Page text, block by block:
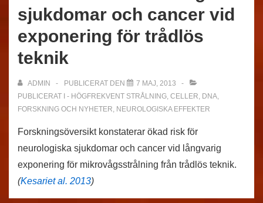
sjukdomar och cancer vid
exponering för trådlös
teknik
ADMIN PUBLICERAT DEN
7 MAJ, 2013
PUBLICERAT I - HÖGFREKVENT STRÅLNING, CELLER, DNA,
FORSKNING OCH NYHETER, NEUROLOGISKA EFFEKTER
Forskningsöversikt konstaterar ökad risk för
neurologiska sjukdomar och cancer vid långvarig
exponering för mikrovågsstrålning från trådlös teknik.
(Kesariet al. 2013)